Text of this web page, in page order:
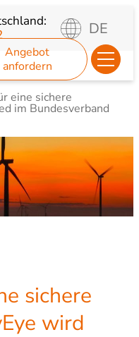
DE
Angebot
anfordern
eine sichere
im Bundesverband
sichere
wird